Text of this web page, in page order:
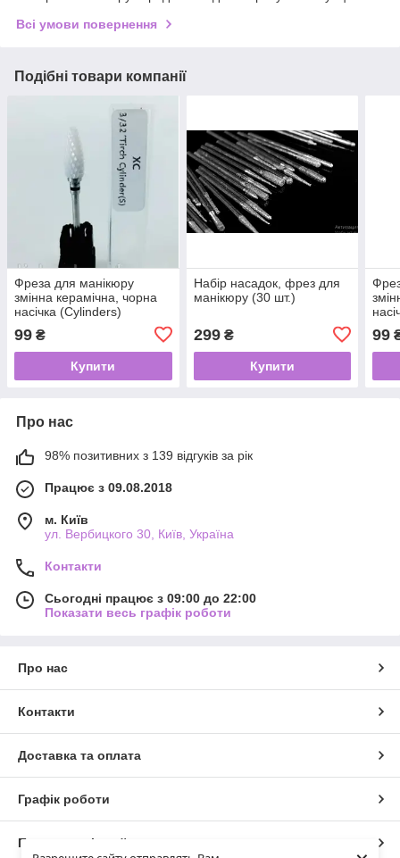
Всі умови повернення
Подібні товари компанії
Фреза для манікюру
змінна керамічна, чорна
насічка (Cylinders)
99 ₴
Купити
Набір насадок, фрез для
манікюру (30 шт.)
299₴
Купити
99
Про нас
98% позитивних з 139 відгуків за рік
Працює з 09.08.2018
м. Київ
ул. Вербицкого 30, Київ, Україна
Контакти
Сьогодні працює з 09:00 до 22:00
Показати весь графік роботи
Про нас
Контакти
Доставка та оплата
Графік роботи
Повна версія сайту